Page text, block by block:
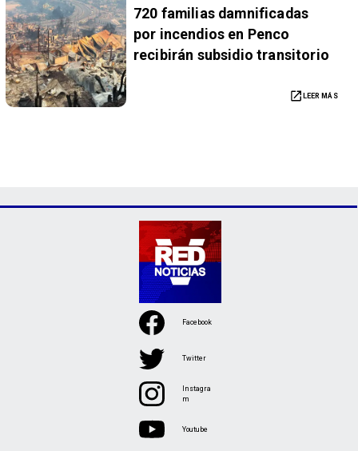
720 familias damnificadas
por incendios en Penco
recibirán subsidio transitorio
LEER MÁS
Facebook
Twitter
Instagra
m
Youtube